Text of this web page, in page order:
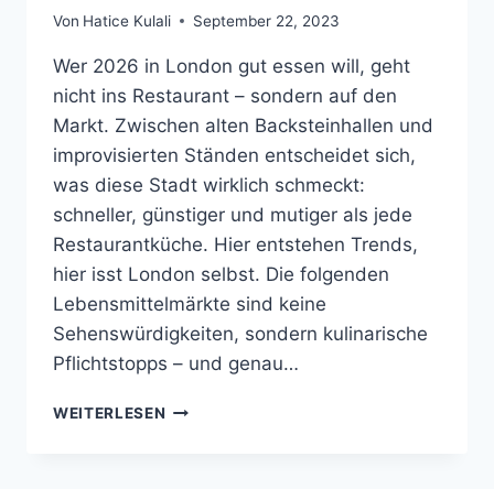
Von Hatice Kulali September 22, 2023
Wer 2026 in London gut essen will, geht
nicht ins Restaurant – sondern auf den
Markt. Zwischen alten Backsteinhallen und
improvisierten Ständen entscheidet sich,
was diese Stadt wirklich schmeckt:
schneller, günstiger und mutiger als jede
Restaurantküche. Hier entstehen Trends,
hier isst London selbst. Die folgenden
Lebensmittelmärkte sind keine
Sehenswürdigkeiten, sondern kulinarische
Pflichtstopps – und genau…
WEITERLESEN DIE